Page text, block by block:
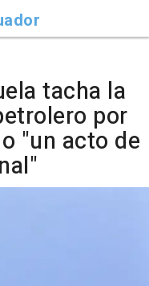
tacha la
por
"un acto de